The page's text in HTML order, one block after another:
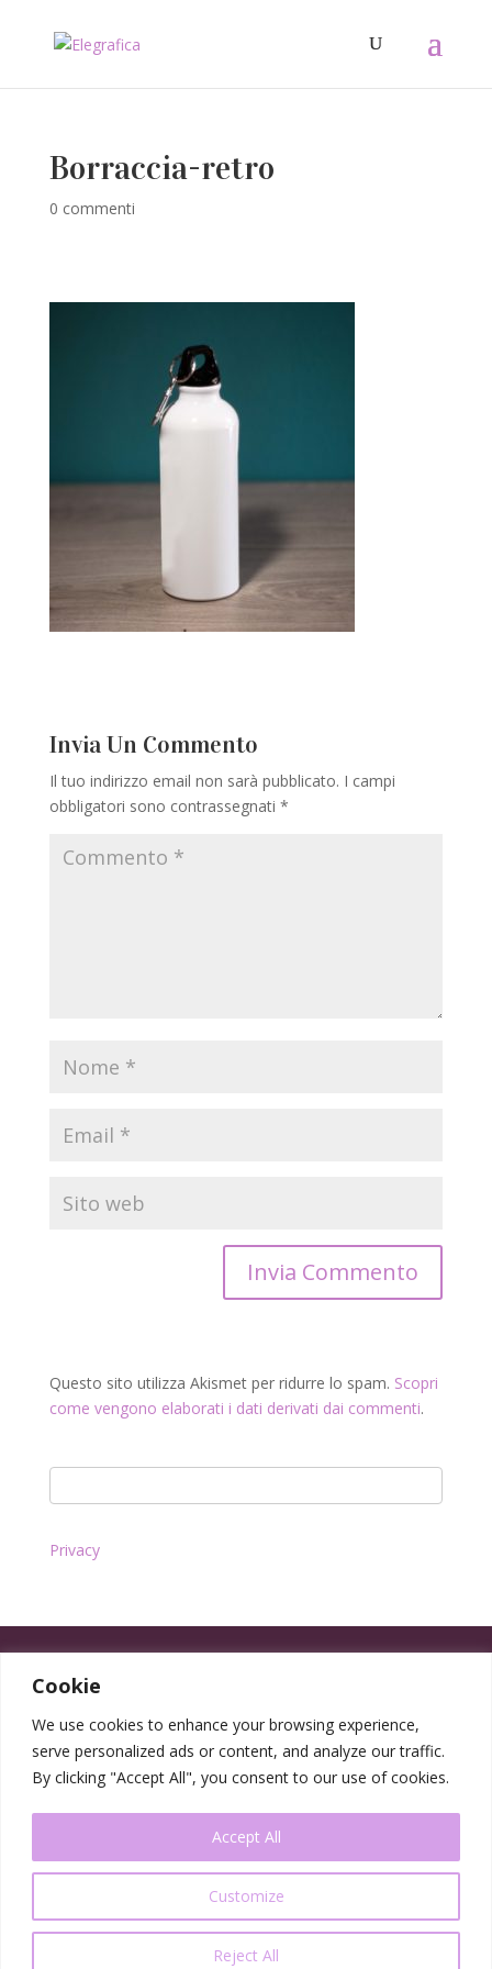
Cookie
We use cookies to enhance your browsing experience,
serve personalized ads or content, and analyze our traffic.
By clicking "Accept All", you consent to our use of cookies.
Customize
Reject All
Accept All
Borraccia-retro
0 commenti
Invia Un Commento
Il tuo indirizzo email non sarà pubblicato. I campi
obbligatori sono contrassegnati *
Questo sito utilizza Akismet per ridurre lo spam. Scopri
come vengono elaborati i dati derivati dai commenti.
Privacy